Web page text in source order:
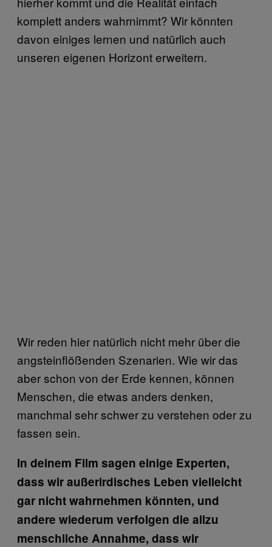
komplett anders wahrnimmt? Wir könnten
davon einiges lernen und natürlich auch
unseren eigenen Horizont erweitern.
Wir reden hier natürlich nicht mehr über die
angsteinflößenden Szenarien. Wie wir das
aber schon von der Erde kennen, können
Menschen, die etwas anders denken,
manchmal sehr schwer zu verstehen oder zu
fassen sein.
In deinem Film sagen einige Experten,
dass wir außerirdisches Leben vielleicht
gar nicht wahrnehmen könnten, und
andere wiederum verfolgen die allzu
menschliche Annahme, dass wir